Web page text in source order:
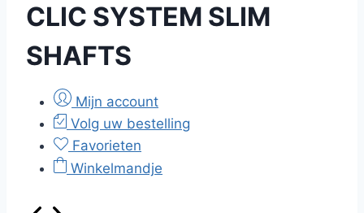
CLIC SYSTEM SLIM
SHAFTS
Mijn account
Volg uw bestelling
Favorieten
Winkelmandje